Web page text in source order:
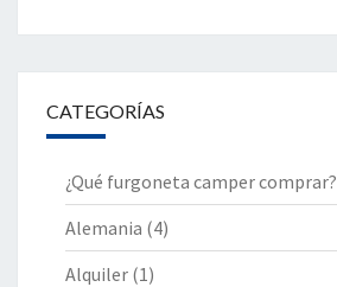
CATEGORÍAS
¿Qué furgoneta camper comprar?
Alemania (4)
Alquiler (1)